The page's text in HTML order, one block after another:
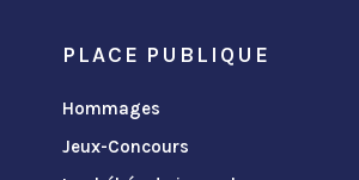
PLACE PUBLIQUE
Hommages
Jeux-Concours